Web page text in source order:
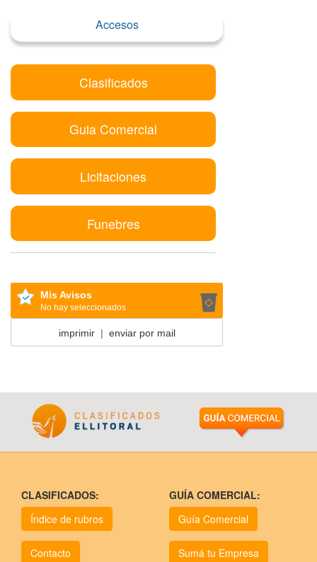
Accesos
Clasificados
Guia Comercial
Licitaciones
Funebres
Mis Avisos
No hay seleccionados
imprimir| enviar por mail
CLASIFICADOS:
Índice de rubros
Contacto
GUÍA COMERCIAL:
Guía Comercial
Sumá tu Empresa